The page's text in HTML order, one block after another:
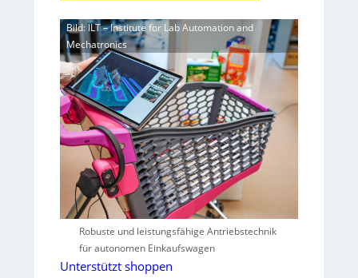
Bild: ILT – Institute for Lab Automation and
Mechatronics
Robuste und leistungsfähige Antriebstechnik
für autonomen Einkaufswagen
Unterstützt shoppen